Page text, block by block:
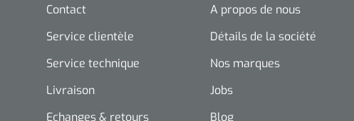
Contact
Service clientèle
Service technique
Livraison
Echanges & retours
A propos de nous
Détails de la société
Nos marques
Jobs
Blog